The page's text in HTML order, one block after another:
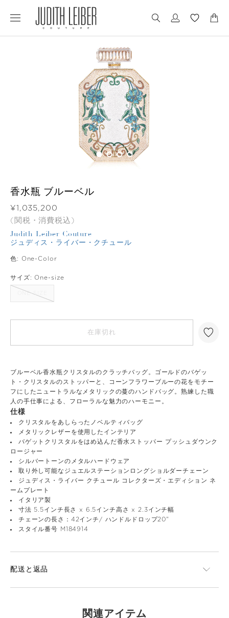
to
to
香水瓶 ブルーベル
価格
¥1,035,200
(関税・消費税込)
Judith Leiber Couture
ジュディス・ライバー・クチュール
色: One-Color
サイズ: One-size
ONE-SIZE
在庫切れ
ブルーベル香水瓶クリスタルのクラッチバッグ。ゴールドのバゲッ
ト・クリスタルのストッパーと、コーンフラワーブルーの花をモチー
フにしたニュートラルなメタリックの蔓のハンドバッグ。熟練した職
人の手仕事による、フローラルな魅力のハーモニー。
仕様
クリスタルをあしらったノベルティバッグ
メタリックレザーを使用したインテリア
バゲットクリスタルをはめ込んだ香水ストッパー プッシュダウンク
ロージャー
シルバートーンのメタルハードウェア
取り外し可能なジュエルステーションロングショルダーチェーン
ジュディス・ライバー クチュール コレクターズ・エディション ネ
ームプレート
イタリア製
寸法 5.5インチ長さ x 6.5インチ高さ x 2.3インチ幅
チェーンの長さ：42インチ/ ハンドルドロップ20"
スタイル番号 M184914
配送と返品
関連アイテム